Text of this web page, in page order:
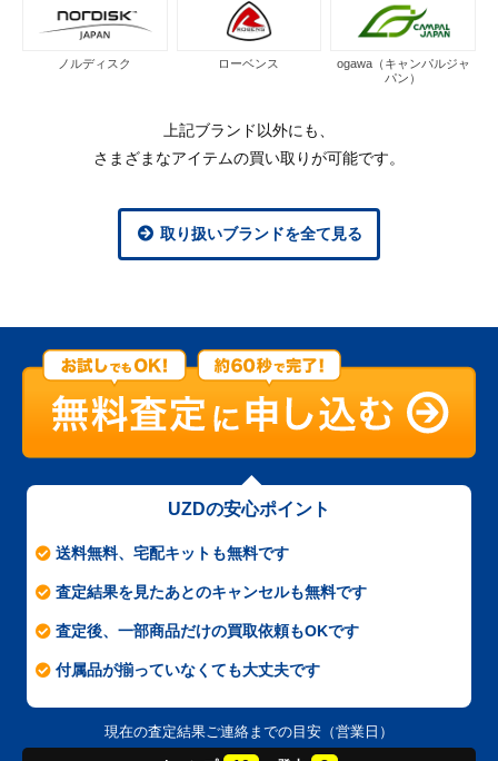
ノルディスク ローベンス
ogawa（キャンパルジャ
パン）
上記ブランド以外にも、
さまざまなアイテムの買い取りが可能です。
取り扱いブランドを全て見る
UZDの安心ポイント
送料無料、宅配キットも無料です
査定結果を見たあとのキャンセルも無料です
査定後、一部商品だけの買取依頼もOKです
付属品が揃っていなくても大丈夫です
現在の査定結果ご連絡までの目安（営業日）